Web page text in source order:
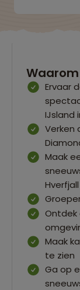
Ervaar
IJsland
Verken
Maak
Hverfjall
Ontdek
Maak
te zien
Ga op